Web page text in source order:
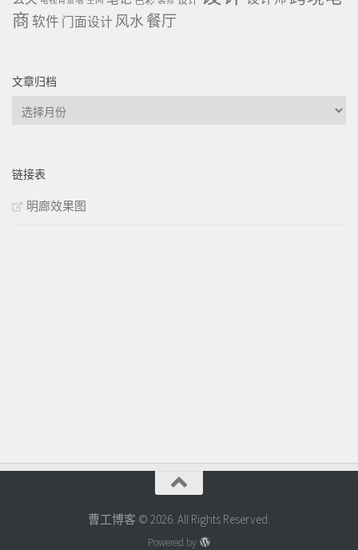
商软件 门面设计 风水 餐厅
文章归档
文
链接表
明廊效果图
曹工博客 © 2026. All Rights Reserved.
Powered by